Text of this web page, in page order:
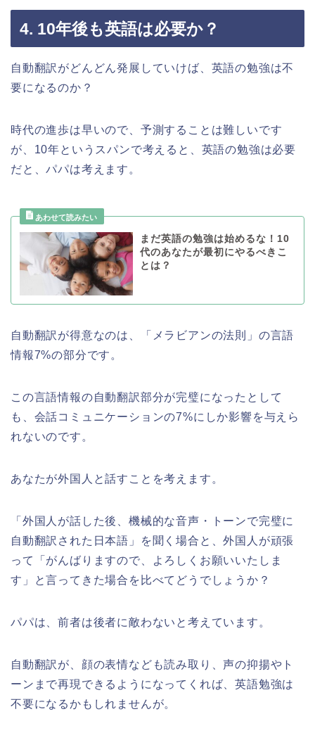
4. 10年後も英語は必要か？
自動翻訳がどんどん発展していけば、英語の勉強は不
要になるのか？
時代の進歩は早いので、予測することは難しいです
が、10年というスパンで考えると、英語の勉強は必要
だと、パパは考えます。
まだ英語の勉強は始めるな！10
代のあなたが最初にやるべきこ
とは？
自動翻訳が得意なのは、「メラビアンの法則」の言語
情報7%の部分です。
この言語情報の自動翻訳部分が完璧になったとして
も、会話コミュニケーションの7%にしか影響を与えら
れないのです。
あなたが外国人と話すことを考えます。
「外国人が話した後、機械的な音声・トーンで完璧に
自動翻訳された日本語」を聞く場合と、外国人が頑張
って「がんばりますので、よろしくお願いいたしま
す」と言ってきた場合を比べてどうでしょうか？
パパは、前者は後者に敵わないと考えています。
自動翻訳が、顔の表情なども読み取り、声の抑揚やト
ーンまで再現できるようになってくれば、英語勉強は
不要になるかもしれませんが。